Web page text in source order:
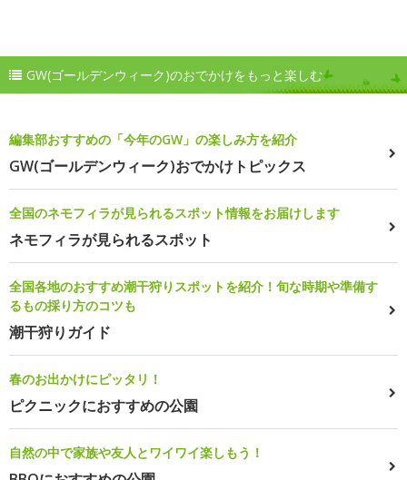
GW(ゴールデンウィーク)のおでかけをもっと楽しむ
編集部おすすめの「今年のGW」の楽しみ方を紹介
GW(ゴールデンウィーク)おでかけトピックス
全国のネモフィラが見られるスポット情報をお届けします
ネモフィラが見られるスポット
全国各地のおすすめ潮干狩りスポットを紹介！旬な時期や準備す
るもの採り方のコツも
潮干狩りガイド
春のお出かけにピッタリ！
ピクニックにおすすめの公園
自然の中で家族や友人とワイワイ楽しもう！